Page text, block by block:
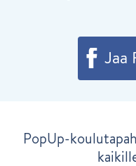
Jaa
PopUp-